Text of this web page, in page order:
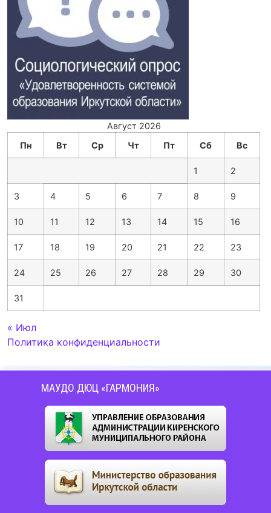
Август 2026
Пн
Вт Ср Чт Пт Сб Вс
1 2
3 4 5 6 7 8 9
10 11 12 13 14 15 16
17 18 19 20 21 22 23
24 25 26 27 28 29 30
31
« Июл
Политика конфиденциальности
МАУДО ДЮЦ «ГАРМОНИЯ»